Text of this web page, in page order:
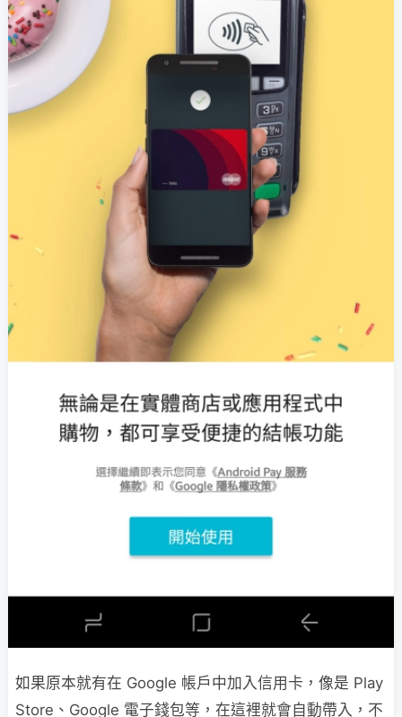
如果原本就有在 Google 帳戶中加入信用卡，像是 Play
Store、Google 電子錢包等，在這裡就會自動帶入，不